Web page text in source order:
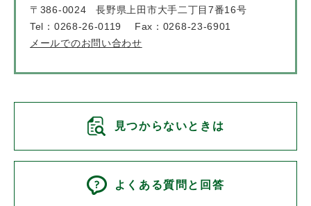
〒386-0024
長野県上田市大手二丁目7番16号
Tel：0268-26-0119
Fax：0268-23-6901
メールでのお問い合わせ
見つからないときは
よくある質問と回答